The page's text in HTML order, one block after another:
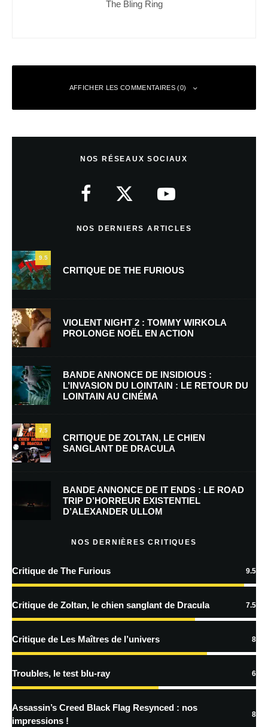
The Bling Ring
AFFICHER LES COMMENTAIRES (0)
Nom*
E-mail* Site web
Enregistrer mon nom, mon e-mail et mon site dans le navigateur pour
mon prochain commentaire.
plus sur la façon dont les données de vos commentaires sont
NOS RÉSEAUX SOCIAUX
NOS DERNIERS ARTICLES
9.5
CRITIQUE DE THE FURIOUS
VIOLENT NIGHT 2 : TOMMY WIRKOLA
PROLONGE NOËL EN ACTION
BANDE ANNONCE DE INSIDIOUS :
L’INVASION DU LOINTAIN : LE RETOUR DU
LOINTAIN AU CINÉMA
7.5
CRITIQUE DE ZOLTAN, LE CHIEN
SANGLANT DE DRACULA
BANDE ANNONCE DE IT ENDS : LE ROAD
TRIP D’HORREUR EXISTENTIEL
D’ALEXANDER ULLOM
NOS DERNIÈRES CRITIQUES
Critique de The Furious 9.5
Critique de Zoltan, le chien sanglant de Dracula 7.5
Critique de Les Maîtres de l’univers 8
Troubles, le test blu-ray 6
Assassin’s Creed Black Flag Resynced : nos
impressions !
8